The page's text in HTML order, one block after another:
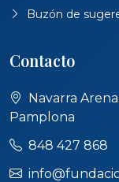
Buzón de
Contacto
Navarra
Pamplona
848 427 868